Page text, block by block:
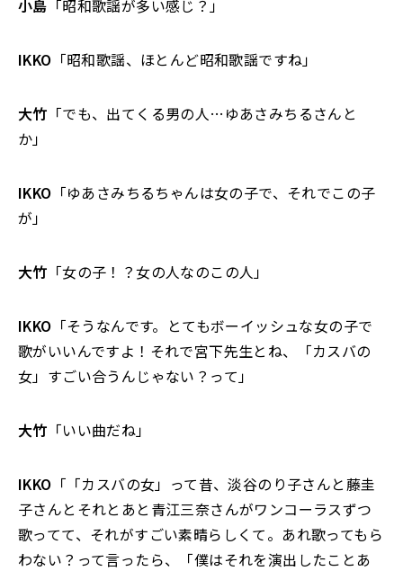
小島 「昭和歌謡が多い感じ？」
IKKO 「昭和歌謡、ほとんど昭和歌謡ですね」
大竹 「でも、出てくる男の人…ゆあさみちるさんと
か」
IKKO 「ゆあさみちるちゃんは女の子で、それでこの子
が」
大竹 「女の子！？女の人なのこの人」
IKKO 「そうなんです。とてもボーイッシュな女の子で
歌がいいんですよ！それで宮下先生とね、「カスバの
女」すごい合うんじゃない？って」
大竹 「いい曲だね」
IKKO 「「カスバの女」って昔、淡谷のり子さんと藤圭
子さんとそれとあと青江三奈さんがワンコーラスずつ
歌ってて、それがすごい素晴らしくて。あれ歌ってもら
わない？って言ったら、「僕はそれを演出したことあ